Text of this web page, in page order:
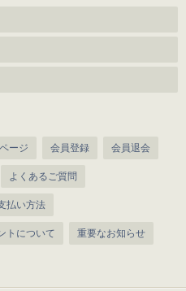
ージ 会員登録 会員退会
よくあるご質問
払い方法
トについて 重要なお知らせ